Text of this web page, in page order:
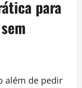
para
além de pedir